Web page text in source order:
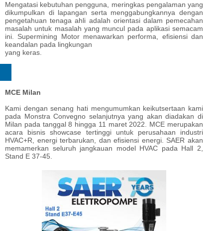
Mengatasi kebutuhan pengguna, meringkas pengalaman yang
dikumpulkan di lapangan serta menggabungkannya dengan
pengetahuan tenaga ahli adalah orientasi dalam pemecahan
masalah untuk masalah yang muncul pada aplikasi semacam
ini. Supermining Motor menawarkan performa, efisiensi dan
keandalan pada lingkungan
yang keras.
MCE Milan
Kami dengan senang hati mengumumkan keikutsertaan kami
pada Monstra Convegno selanjutnya yang akan diadakan di
Milan pada tanggal 8 hingga 11 maret 2022. MCE merupakan
acara bisnis showcase tertinggi untuk perusahaan industri
HVAC+R, energi terbarukan, dan efisiensi energi. SAER akan
memamerkan seluruh jangkauan model HVAC pada Hall 2,
Stand E 37-45.